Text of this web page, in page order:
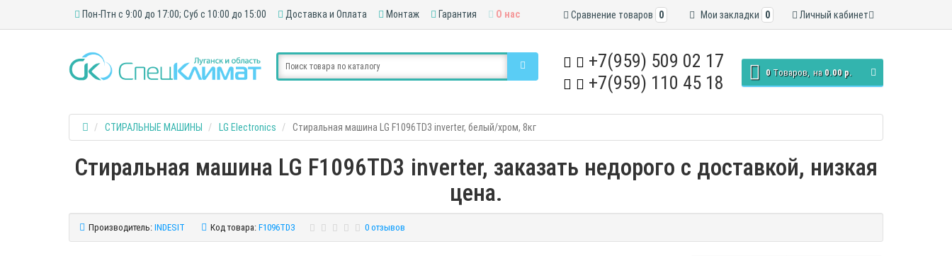
Пон-Птн с 9:00 до 17:00; Суб с 10:00 до 15:00 Доставка и Оплата Монтаж Гарантия О нас Личный кабинет
Мои закладки 0
Сравнение товаров 0
+7(959) 509 02 17
+7(959) 110 45 18
0 Tоваров, на 0.00 р.
СТИРАЛЬНЫЕ МАШИНЫ LG Electronics Стиральная машина LG F1096TD3 inverter, белый/хром, 8кг
Стиральная машина LG F1096TD3 inverter, заказать недорого с доставкой, низкая
цена.
Производитель: INDESIT Код товара: F1096TD3 0 отзывов